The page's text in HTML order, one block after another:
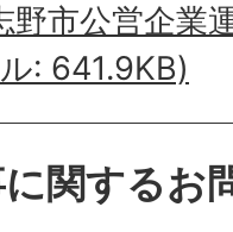
野市公営企業
: 641.9KB)
関するお